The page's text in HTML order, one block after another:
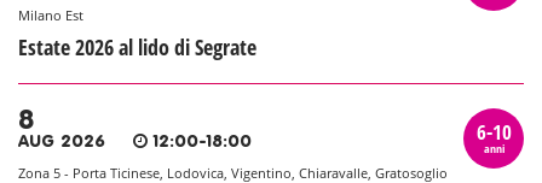
Milano Est
Estate 2026 al lido di Segrate
8
AUG 2026 12:00-18:00
Zona 5 - Porta Ticinese, Lodovica, Vigentino, Chiaravalle, Gratosoglio
6-10
anni